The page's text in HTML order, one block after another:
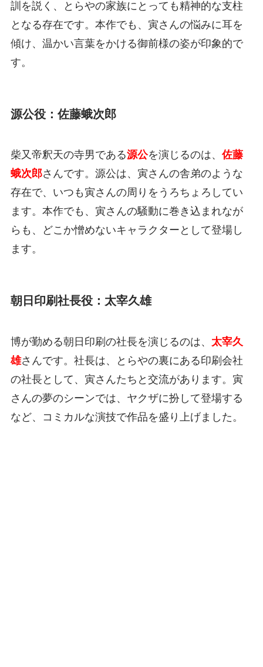
訓を説く、とらやの家族にとっても精神的な支柱
となる存在です。本作でも、寅さんの悩みに耳を
傾け、温かい言葉をかける御前様の姿が印象的で
す。
源公役：佐藤蛾次郎
柴又帝釈天の寺男である源公を演じるのは、 佐藤
蛾次郎さんです。源公は、寅さんの舎弟のような
存在で、いつも寅さんの周りをうろちょろしてい
ます。本作でも、寅さんの騒動に巻き込まれなが
らも、どこか憎めないキャラクターとして登場し
ます。
朝日印刷社長役：太宰久雄
博が勤める朝日印刷の社長を演じるのは、 太宰久
雄さんです。社長は、とらやの裏にある印刷会社
の社長として、寅さんたちと交流があります。寅
さんの夢のシーンでは、ヤクザに扮して登場する
など、コミカルな演技で作品を盛り上げました。